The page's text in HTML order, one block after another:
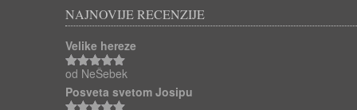
NAJNOVIJE RECENZIJE
Velike hereze
Ocjenjeno5
od 5
od NeŠebek
Posveta svetom Josipu